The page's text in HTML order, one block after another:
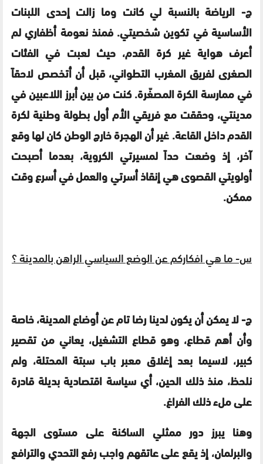
ج- الرياضة بالنسبة لي كانت وما زالت إحدى اللبنات
الأساسية في تكوين شخصيتي. فمنذ نعومة أظفاري لم
أعرف هواية غير كرة القدم، حيث لعبت في الفئات
الصغرى لفريق المغرب التطواني، قبل أن أتخصص لاحقاً
في ممارسة الكرة المصغّرة. كنت من بين أبرز اللاعبين في
مدينتي، وحققت مع فريقي الأم أول بطولة وطنية لكرة
القدم داخل القاعة. غير أن الهجرة خارج الوطن كان لها وقع
آخر، إذ وضعت حداً لمسيرتي الكروية، بعدما أصبحت
أولويتي القصوى هي إنقاذ أسرتي والعمل في أسرع وقت
ممكن.
س- ما هي افكاركم عن الوضع السياسي الراهن بالمدينة ؟
ج- لا يمكن أن يكون لدينا رضا تام عن أوضاع المدينة، خاصة
وأن أهم قطاع، وهو قطاع التشغيل، يعاني من تقصير
كبير، لاسيما بعد إغلاق معبر باب سبتة المحتلة، ولم
نلحظ، منذ ذلك الحين، أي سياسة اقتصادية بديلة قادرة
على ملء ذلك الفراغ.
وهنا يبرز دور ممثلي الساكنة على مستوى الجهة
والبرلمان، إذ يقع على عاتقهم واجب رفع التحدي والترافع